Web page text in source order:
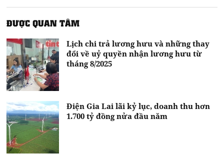
ĐƯỢC QUAN TÂM
Lịch chi trả lương hưu và những thay
đổi về uỷ quyền nhận lương hưu từ
tháng 8/2025
Điện Gia Lai lãi kỷ lục, doanh thu hơn
1.700 tỷ đồng nửa đầu năm